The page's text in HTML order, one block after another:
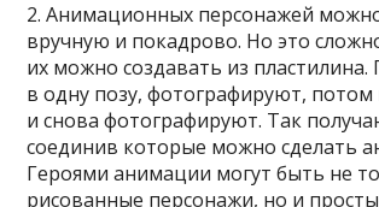
2. Анимационных персонажей
вручную и покадрово. Но это
их можно создавать из пластилина.
в одну позу, фотографируют, потом
и снова фотографируют. Так
соединив которые можно сделать
Героями анимации могут быть не
рисованные персонажи, но и